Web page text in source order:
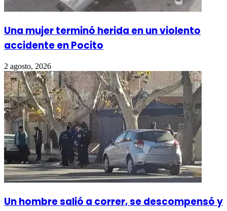
Una mujer terminó herida en un violento
accidente en Pocito
2 agosto, 2026
Un hombre salió a correr, se descompensó y